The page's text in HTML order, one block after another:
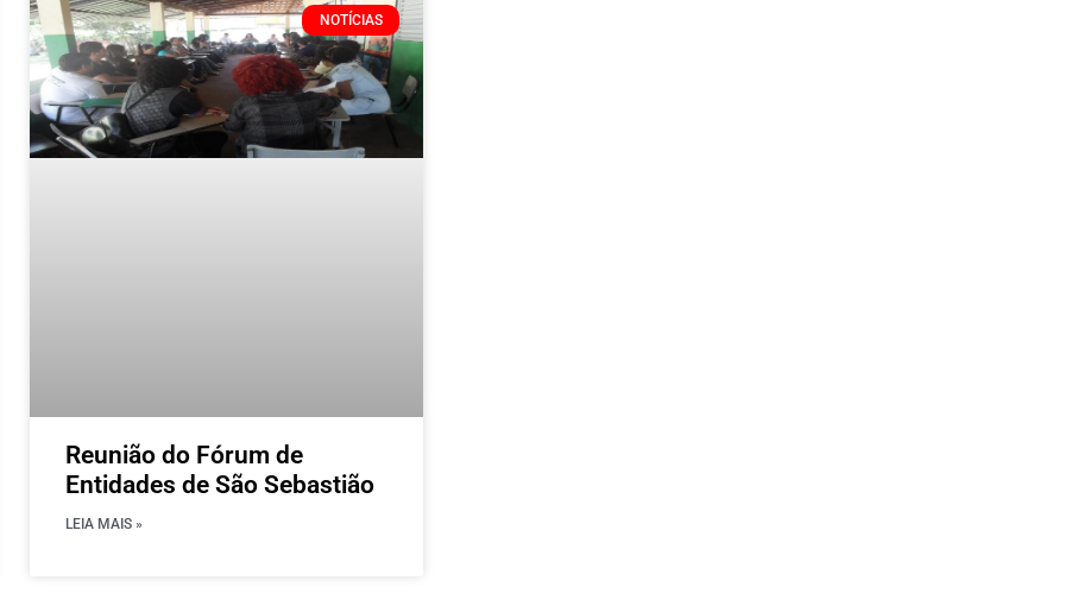
NOTÍCIAS
Reunião do Fórum de
Entidades de São Sebastião
LEIA MAIS »